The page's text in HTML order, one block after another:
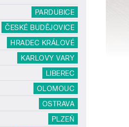
PARDUBICE
ČESKÉ BUDĚJOVICE
HRADEC KRÁLOVÉ
KARLOVY VARY
LIBEREC
OLOMOUC
OSTRAVA
PLZEŇ